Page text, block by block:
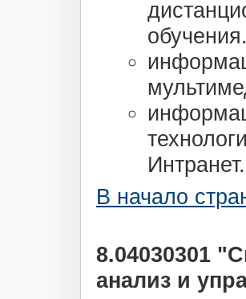
Интранет.
В начало
8.04030301
анализ и